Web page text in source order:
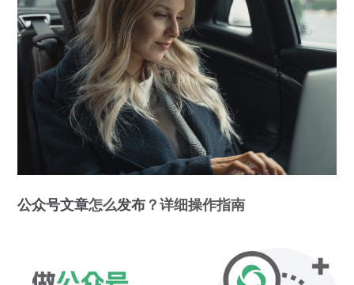
公众号文章怎么发布 ？详细操作指南